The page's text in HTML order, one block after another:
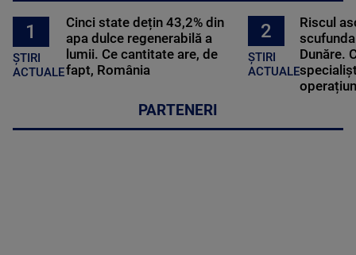
1
ȘTIRI
ACTUALE
Cinci state dețin 43,2% din
apa dulce regenerabilă a
lumii. Ce cantitate are, de
fapt, România
2
ȘTIRI
ACTUALE
Riscul
Dunăre.
PARTENERI